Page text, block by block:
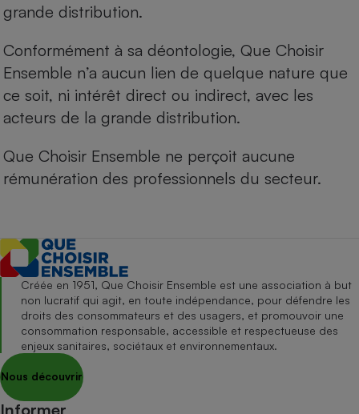
grande distribution.
Conformément à sa déontologie, Que Choisir
Ensemble n’a aucun lien de quelque nature que
ce soit, ni intérêt direct ou indirect, avec les
acteurs de la grande distribution.
Que Choisir Ensemble ne perçoit aucune
rémunération des professionnels du secteur.
Créée en 1951, Que Choisir Ensemble est une association à but
non lucratif qui agit, en toute indépendance, pour défendre les
droits des consommateurs et des usagers, et promouvoir une
consommation responsable, accessible et respectueuse des
enjeux sanitaires, sociétaux et environnementaux.
Nous découvrir
Informer